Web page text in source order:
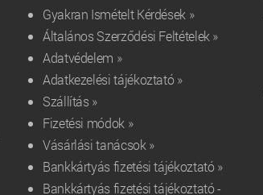
Gyakran Ismételt Kérdések »
Általános Szerződési Feltételek »
Adatvédelem »
Adatkezelési tájékoztató »
Szállítás »
Fizetési módok »
Vásárlási tanácsok »
Bankkártyás fizetési tájékoztató »
Bankkártyás fizetési tájékoztató -